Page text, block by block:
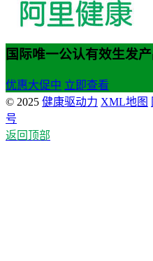
国际唯一公认有效生发
优惠大促中 立即查看
© 2025 健康驱动力 XML地图
号
返回顶部